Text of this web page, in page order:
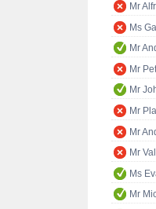
Mr
Ms
Mr
Mr
Mr
Mr
Mr
Mr
Ms
Mr